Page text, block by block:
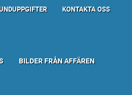
KONTAKTA OSS
BILDER FRÅN AFFÄREN